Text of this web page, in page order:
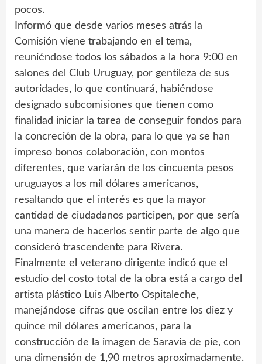
pocos.
Informó que desde varios meses atrás la
Comisión viene trabajando en el tema,
reuniéndose todos los sábados a la hora 9:00 en
salones del Club Uruguay, por gentileza de sus
autoridades, lo que continuará, habiéndose
designado subcomisiones que tienen como
finalidad iniciar la tarea de conseguir fondos para
la concreción de la obra, para lo que ya se han
impreso bonos colaboración, con montos
diferentes, que variarán de los cincuenta pesos
uruguayos a los mil dólares americanos,
resaltando que el interés es que la mayor
cantidad de ciudadanos participen, por que sería
una manera de hacerlos sentir parte de algo que
consideró trascendente para Rivera.
Finalmente el veterano dirigente indicó que el
estudio del costo total de la obra está a cargo del
artista plástico Luis Alberto Ospitaleche,
manejándose cifras que oscilan entre los diez y
quince mil dólares americanos, para la
construcción de la imagen de Saravia de pie, con
una dimensión de 1,90 metros aproximadamente.